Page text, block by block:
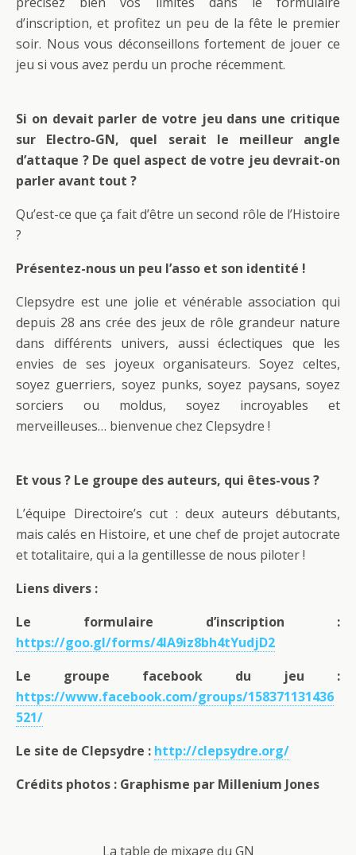
d’inscription, et profitez un peu de la fête le premier
soir. Nous vous déconseillons fortement de jouer ce
jeu si vous avez perdu un proche récemment.
Si on devait parler de votre jeu dans une critique
sur Electro-GN, quel serait le meilleur angle
d’attaque ? De quel aspect de votre jeu devrait-on
parler avant tout ?
Qu’est-ce que ça fait d’être un second rôle de l’Histoire
?
Présentez-nous un peu l’asso et son identité !
Clepsydre est une jolie et vénérable association qui
depuis 28 ans crée des jeux de rôle grandeur nature
dans différents univers, aussi éclectiques que les
envies de ses joyeux organisateurs. Soyez celtes,
soyez guerriers, soyez punks, soyez paysans, soyez
sorciers ou moldus, soyez incroyables et
merveilleuses… bienvenue chez Clepsydre !
Et vous ? Le groupe des auteurs, qui êtes-vous ?
L’équipe Directoire’s cut : deux auteurs débutants,
mais calés en Histoire, et une chef de projet autocrate
et totalitaire, qui a la gentillesse de nous piloter !
Liens divers :
Le formulaire d’inscription :
https://goo.gl/forms/4IA9iz8bh4tYudjD2
Le groupe facebook du jeu :
https://www.facebook.com/groups/158371131436
521/
Le site de Clepsydre : http://clepsydre.org/
Crédits photos : Graphisme par Millenium Jones
La table de mixage du GN